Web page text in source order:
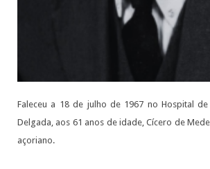
Faleceu a 18 de julho de 1967 no Hospital de
Delgada, aos 61 anos de idade, Cícero de
açoriano.